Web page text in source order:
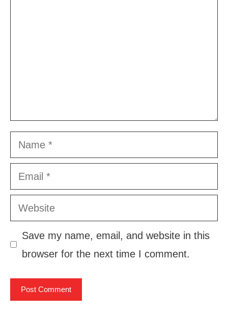
Name
Email
Website
Save my name, email, and website in this
browser for the next time I comment.